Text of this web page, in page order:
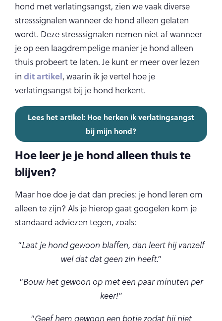
hond met verlatingsangst, zien we vaak diverse
stresssignalen wanneer de hond alleen gelaten
wordt. Deze stresssignalen nemen niet af wanneer
je op een laagdrempelige manier je hond alleen
thuis probeert te laten. Je kunt er meer over lezen
in dit artikel, waarin ik je vertel hoe je
verlatingsangst bij je hond herkent.
Lees het artikel: Hoe herken ik verlatingsangst
bij mijn hond?
Hoe leer je je hond alleen thuis te
blijven?
Maar hoe doe je dat dan precies: je hond leren om
alleen te zijn? Als je hierop gaat googelen kom je
standaard adviezen tegen, zoals:
“Laat je hond gewoon blaffen, dan leert hij vanzelf
wel dat dat geen zin heeft.”
“Bouw het gewoon op met een paar minuten per
keer!”
“Geef hem gewoon een botje zodat hij niet